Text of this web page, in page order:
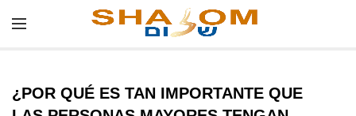
¿POR QUÉ ES TAN IMPORTANTE QUE